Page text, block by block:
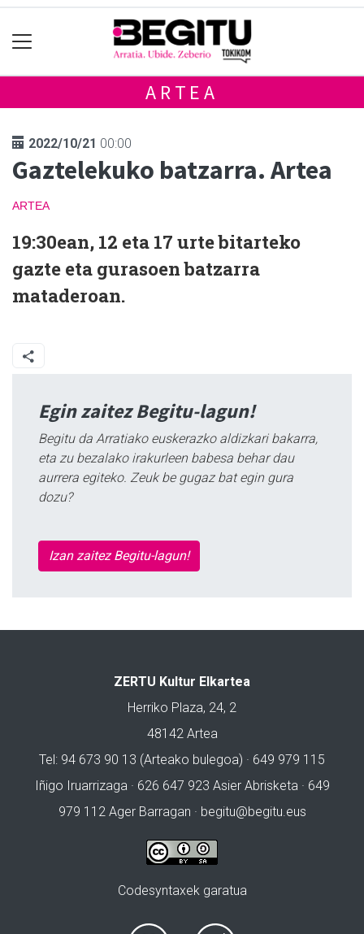
ARTEA
2022/10/21 00:00
Gaztelekuko batzarra. Artea
ARTEA
19:30ean, 12 eta 17 urte bitarteko
gazte eta gurasoen batzarra
mataderoan.
Egin zaitez Begitu-lagun!
Begitu da Arratiako euskerazko aldizkari bakarra,
eta zu bezalako irakurleen babesa behar dau
aurrera egiteko. Zeuk be gugaz bat egin gura
dozu?
Izan zaitez Begitu-lagun!
ZERTU Kultur Elkartea
Herriko Plaza, 24, 2
48142 Artea
Tel: 94 673 90 13 (Arteako bulegoa) · 649 979 115
Iñigo Iruarrizaga · 626 647 923 Asier Abrisketa · 649
979 112 Ager Barragan · begitu@begitu.eus
Codesyntaxek garatua